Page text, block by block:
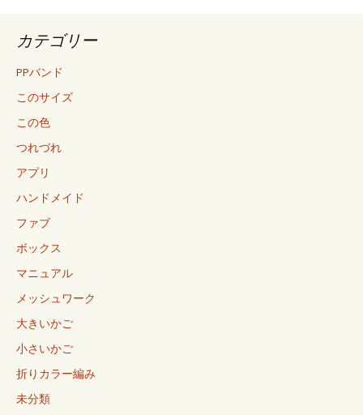
カテゴリー
PPバンド
このサイズ
この色
つれづれ
アプリ
ハンドメイド
ファブ
ボックス
マニュアル
メッシュワーク
大きいかご
小さいかご
折りカラー編み
未分類